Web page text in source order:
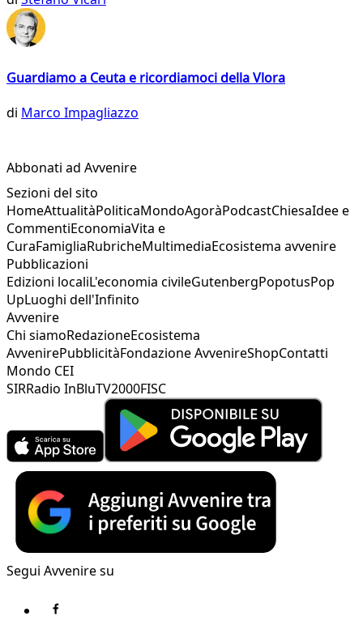
Guardiamo a Ceuta e ricordiamoci della Vlora
di Marco Impagliazzo
Abbonati ad Avvenire
Sezioni del sito
HomeAttualitàPoliticaMondoAgoràPodcastChiesaIdee e
CommentiEconomiaVita e
CuraFamigliaRubricheMultimediaEcosistema avvenire
Pubblicazioni
Edizioni localiL'economia civileGutenbergPopotusPop
UpLuoghi dell'Infinito
Avvenire
Chi siamoRedazioneEcosistema
AvvenirePubblicitàFondazione AvvenireShopContatti
Mondo CEI
SIRRadio InBluTV2000FISC
Segui Avvenire su